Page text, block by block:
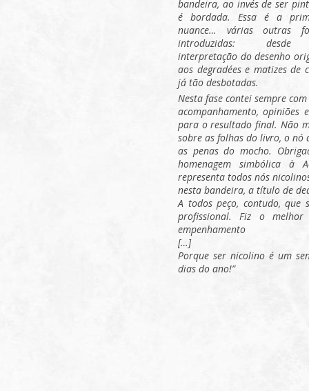
bandeira, ao invés de ser
é bordada. Essa é a
nuance… várias outras
introduzidas:
interpretação do desenho
aos degradées e matizes de
já tão desbotadas.
Nesta fase contei sempre
acompanhamento,
para o resultado final. Não
sobre as folhas do livro, o
as penas do mocho.
homenagem simbólica à
representa todos nós
nesta bandeira, a título de
A todos peço, contudo, que
profissional. Fiz o
empenhamento
[…]
Porque ser nicolino é um
dias do ano!”